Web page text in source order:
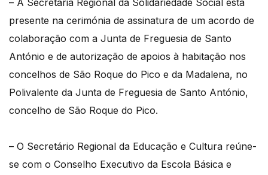
presente na cerimónia de assinatura de um acordo de
colaboração com a Junta de Freguesia de Santo
António e de autorização de apoios à habitação nos
concelhos de São Roque do Pico e da Madalena, no
Polivalente da Junta de Freguesia de Santo António,
concelho de São Roque do Pico.
– O Secretário Regional da Educação e Cultura reúne-
se com o Conselho Executivo da Escola Básica e